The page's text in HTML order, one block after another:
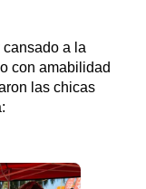
a la
con amabilidad
las chicas